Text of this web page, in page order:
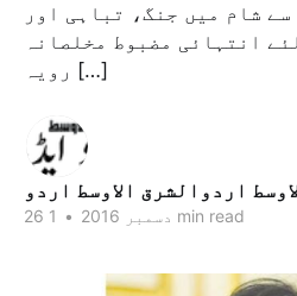
سے شام میں جنگ، تباہی اور
انتہائی مضبوط مخلصانہ
رویہ […]
اردوالشرق الاوسط اردو
26 دسمبر 2016 • 1 min read